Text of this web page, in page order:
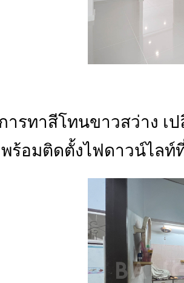
ารทาสีโทนขาวสว่าง
ร้อมติดตั้งไฟดาวน์ไล